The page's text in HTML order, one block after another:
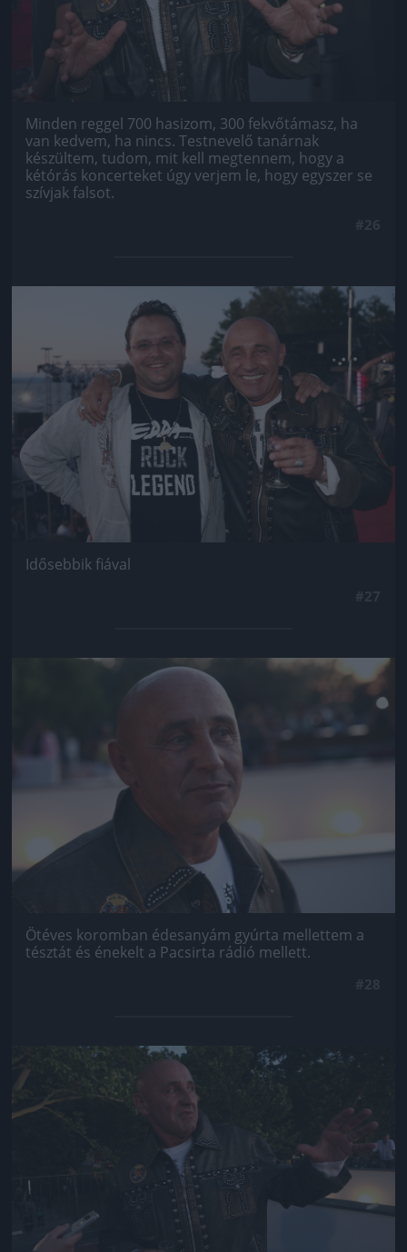
Minden reggel 700 hasizom, 300 fekvőtámasz, ha
van kedvem, ha nincs. Testnevelő tanárnak
készültem, tudom, mit kell megtennem, hogy a
kétórás koncerteket úgy verjem le, hogy egyszer se
szívjak falsot.
Jön még kép!
Idősebbik fiával
Jön még kép!
Ötéves koromban édesanyám gyúrta mellettem a
tésztát és énekelt a Pacsirta rádió mellett.
Jön még kép!